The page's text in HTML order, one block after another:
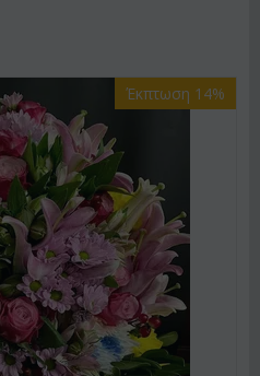
Έκπτωση 14%